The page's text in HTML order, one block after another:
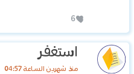
6
استغفر
منذ شهرين الساعة 04:57